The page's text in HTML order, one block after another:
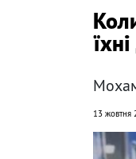
13 жовтня